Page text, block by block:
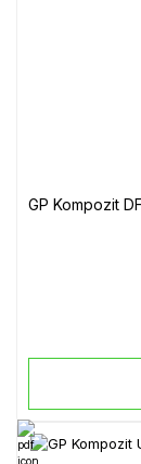
GP Kompozit